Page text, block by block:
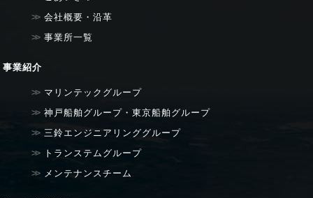
会社概要・沿革
事業所一覧
事業紹介
マリンテックグループ
神戸船舶グループ・東京船舶グループ
三鈴エンジニアリンググループ
トランステムグループ
メンテナンスチーム